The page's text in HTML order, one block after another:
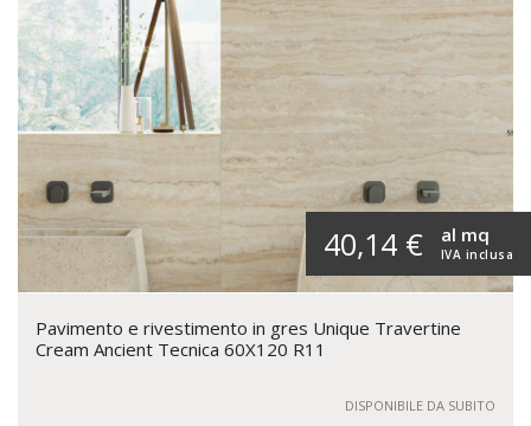
40,14 € IVA inclusa
al mq
Pavimento e rivestimento in gres Unique Travertine
Cream Ancient Tecnica 60X120 R11
DISPONIBILE DA SUBITO